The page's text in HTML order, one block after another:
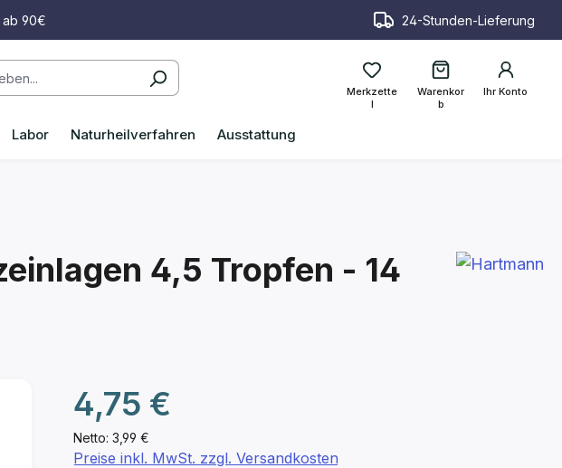
ab 90€ 24-Stunden-Lieferung
Merkzette
l
Ihr Konto
Warenkor
b
Labor Naturheilverfahren Ausstattung
4,5 Tropfen - 14
Netto: 3,99 €
Regulärer Preis:
4,75 €
Preise inkl. MwSt. zzgl. Versandkosten